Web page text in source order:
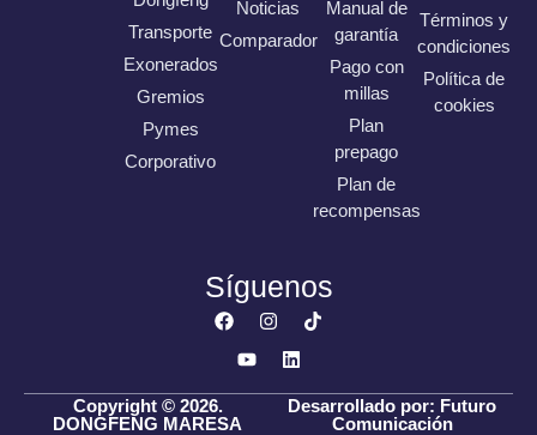
Transporte
Exonerados
Gremios
Pymes
Corporativo
Noticias
Comparador
Manual de
garantía
Pago con
millas
Plan
prepago
Plan de
recompensas
Términos y
condiciones
Política de
cookies
Síguenos
Copyright © 2026.
DONGFENG MARESA
Desarrollado por: Futuro
Comunicación